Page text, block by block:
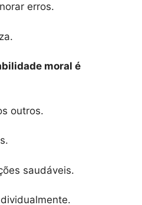
erros.
moral é
outros.
saudáveis.